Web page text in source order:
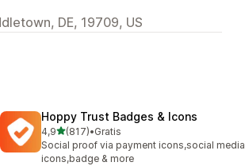
DE, 19709, US
Hoppy Trust Badges & Icons
4,9na 5 gwiazdek
(817)
Łączna liczba recenzji: 817
•Gratis
Social proof via payment icons,social media
icons,badge & more